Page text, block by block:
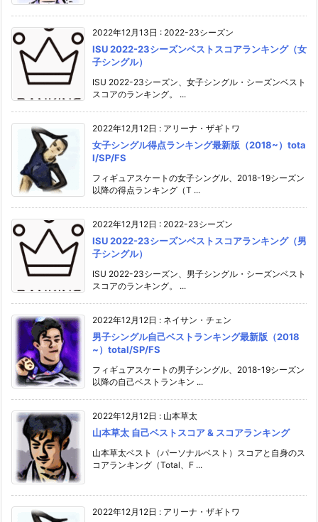
2022年12月13日 : 2022-23シーズン
ISU 2022-23シーズンベストスコアランキング（女
子シングル）
ISU 2022-23シーズン、女子シングル・シーズンベスト
スコアのランキング。 ...
2022年12月12日 : アリーナ・ザギトワ
女子シングル得点ランキング最新版（2018~）tota
l/SP/FS
フィギュアスケートの女子シングル、2018-19シーズン
以降の得点ランキング（T ...
2022年12月12日 : 2022-23シーズン
ISU 2022-23シーズンベストスコアランキング（男
子シングル）
ISU 2022-23シーズン、男子シングル・シーズンベスト
スコアのランキング。 ...
2022年12月12日 : ネイサン・チェン
男子シングル自己ベストランキング最新版（2018
~）total/SP/FS
フィギュアスケートの男子シングル、2018-19シーズン
以降の自己ベストランキン ...
2022年12月12日 : 山本草太
山本草太 自己ベストスコア & スコアランキング
山本草太ベスト（パーソナルベスト）スコアと自身のス
コアランキング（Total、F ...
2022年12月12日 : アリーナ・ザギトワ